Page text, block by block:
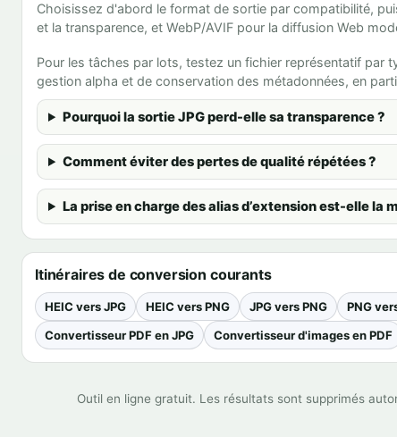
Choisissez d'abord le format de sortie par compatibilité,
et la transparence, et WebP/AVIF pour la diffusion Web
Pour les tâches par lots, testez un fichier représentatif par
gestion alpha et de conservation des métadonnées, en
Pourquoi la sortie JPG perd-elle sa transparence ?
Comment éviter des pertes de qualité répétées ?
La prise en charge des alias d’extension est-elle la
Itinéraires de conversion courants
HEIC vers JPG HEIC vers PNG JPG vers PNG PNG
Convertisseur PDF en JPG
Convertisseur d'images en PDF
Outil en ligne gratuit. Les résultats sont supprimés